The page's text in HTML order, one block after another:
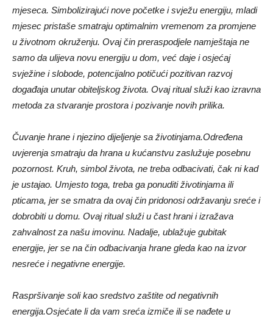
mjeseca. Simbolizirajući nove početke i svježu energiju, mladi
mjesec pristaše smatraju optimalnim vremenom za promjene
u životnom okruženju. Ovaj čin preraspodjele namještaja ne
samo da ulijeva novu energiju u dom, već daje i osjećaj
svježine i slobode, potencijalno potičući pozitivan razvoj
događaja unutar obiteljskog života. Ovaj ritual služi kao izravna
metoda za stvaranje prostora i pozivanje novih prilika.
Čuvanje hrane i njezino dijeljenje sa životinjama.Određena
uvjerenja smatraju da hrana u kućanstvu zaslužuje posebnu
pozornost. Kruh, simbol života, ne treba odbacivati, čak ni kad
je ustajao. Umjesto toga, treba ga ponuditi životinjama ili
pticama, jer se smatra da ovaj čin pridonosi održavanju sreće i
dobrobiti u domu. Ovaj ritual služi u čast hrani i izražava
zahvalnost za našu imovinu. Nadalje, ublažuje gubitak
energije, jer se na čin odbacivanja hrane gleda kao na izvor
nesreće i negativne energije.
Raspršivanje soli kao sredstvo zaštite od negativnih
energija.Osjećate li da vam sreća izmiče ili se nađete u